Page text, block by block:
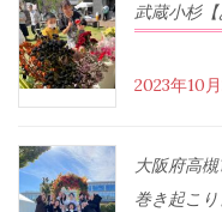
武蔵小杉
2023年10
大阪府高
巻き起こり